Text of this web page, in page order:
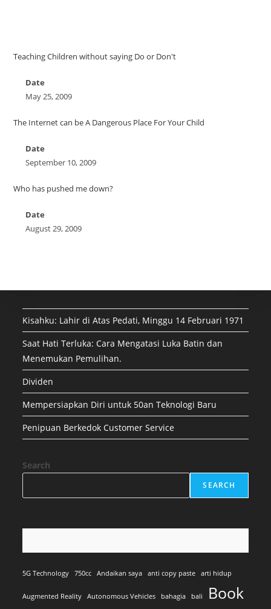
Teaching Children without saying Do or Don't
Date
May 25, 2009
The Internet can be A Dangerous Place For Your Child
Date
September 10, 2009
Who has pushed me down?
Date
August 29, 2009
Kisahku: Lahir di Atas Pedati, Minggu 14 Februari 1971
Saat Hati Terluka: Cara Mengatasi Luka Batin dan
Menemukan Pemulihan.
Dividen
Mempersiapkan Diri untuk 50an Teknologi Baru
Penipuan Berkedok Customer Service
Search
SEARCH
5G Technology 750cc Andaikan saya anti copy paste arti hidup
Augmented Reality Autonomous Vehicles bahagia bali Book